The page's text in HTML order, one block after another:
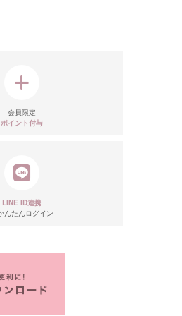
会員限定
ポイント付与
LINE ID連携
んたんログイン